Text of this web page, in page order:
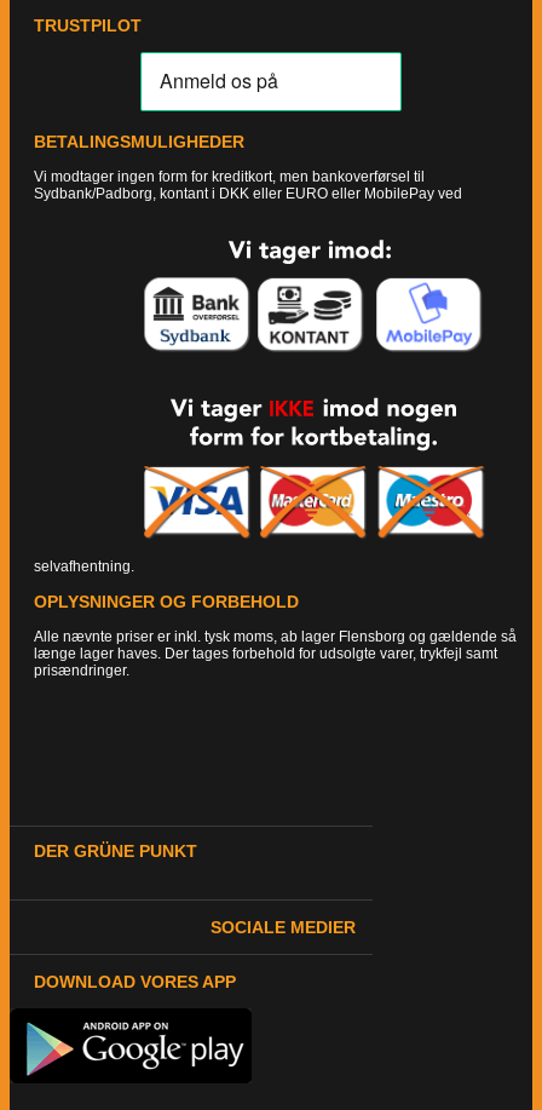
TRUSTPILOT
BETALINGSMULIGHEDER
Vi modtager ingen form for kreditkort, men bankoverførsel til
Sydbank/Padborg, kontant i DKK eller EURO eller MobilePay ved
selvafhentning.
OPLYSNINGER OG FORBEHOLD
Alle nævnte priser er inkl. tysk moms, ab lager Flensborg og gældende så
længe lager haves. Der tages forbehold for udsolgte varer, trykfejl samt
prisændringer.
DER GRÜNE PUNKT
SOCIALE MEDIER
DOWNLOAD VORES APP